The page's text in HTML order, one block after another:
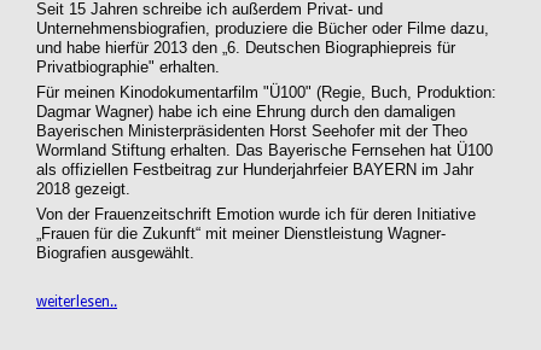
Seit 15 Jahren schreibe ich außerdem Privat- und
Unternehmensbiografien, produziere die Bücher oder Filme dazu,
und habe hierfür 2013 den „6. Deutschen Biographiepreis für
Privatbiographie" erhalten.
Für meinen Kinodokumentarfilm "Ü100" (Regie, Buch, Produktion:
Dagmar Wagner) habe ich eine Ehrung durch den damaligen
Bayerischen Ministerpräsidenten Horst Seehofer mit der Theo
Wormland Stiftung erhalten. Das Bayerische Fernsehen hat Ü100
als offiziellen Festbeitrag zur Hunderjahrfeier BAYERN im Jahr
2018 gezeigt.
Von der Frauenzeitschrift Emotion wurde ich für deren Initiative
„Frauen für die Zukunft“ mit meiner Dienstleistung Wagner-
Biografien ausgewählt.
weiterlesen..